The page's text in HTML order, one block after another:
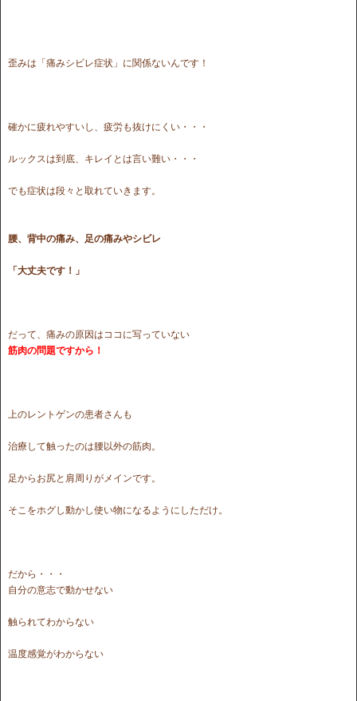
歪みは「痛みシビレ症状」に関係ないんです！
確かに疲れやすいし、疲労も抜けにくい・・・
ルックスは到底、キレイとは言い難い・・・
でも症状は段々と取れていきます。
腰、背中の痛み、足の痛みやシビレ
「大丈夫です！」
だって、痛みの原因はココに写っていない
筋肉の問題ですから！
上のレントゲンの患者さんも
治療して触ったのは腰以外の筋肉。
足からお尻と肩周りがメインです。
そこをホグし動かし使い物になるようにしただけ。
だから・・・
自分の意志で動かせない
触られてわからない
温度感覚がわからない